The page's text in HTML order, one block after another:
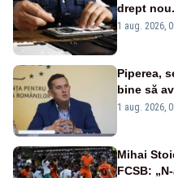
drept
un produs
1 aug. 2026,
Piperea,
bine să
alertei
1 aug. 2026,
Mihai
FCSB: